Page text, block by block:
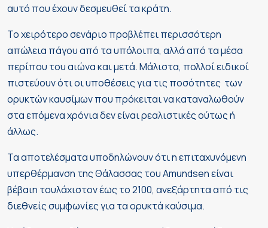
αυτό που έχουν δεσμευθεί τα κράτη.
Το χειρότερο σενάριο προβλέπει περισσότερη
απώλεια πάγου από τα υπόλοιπα, αλλά από τα μέσα
περίπου του αιώνα και μετά. Μάλιστα, πολλοί ειδικοί
πιστεύουν ότι οι υποθέσεις για τις ποσότητες των
ορυκτών καυσίμων που πρόκειται να καταναλωθούν
στα επόμενα χρόνια δεν είναι ρεαλιστικές ούτως ή
άλλως.
Τα αποτελέσματα υποδηλώνουν ότι η επιταχυνόμενη
υπερθέρμανση της Θάλασσας του Amundsen είναι
βέβαιη τουλάχιστον έως το 2100, ανεξάρτητα από τις
διεθνείς συμφωνίες για τα ορυκτά καύσιμα.